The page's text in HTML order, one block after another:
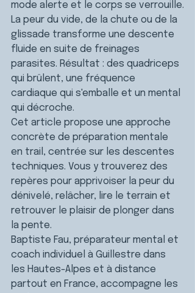
mode alerte et le corps se verrouille.
La peur du vide, de la chute ou de la
glissade transforme une descente
fluide en suite de freinages
parasites. Résultat : des quadriceps
qui brûlent, une fréquence
cardiaque qui s'emballe et un mental
qui décroche.
Cet article propose une approche
concrète de préparation mentale
en trail, centrée sur les descentes
techniques. Vous y trouverez des
repères pour apprivoiser la peur du
dénivelé, relâcher, lire le terrain et
retrouver le plaisir de plonger dans
la pente.
Baptiste Fau, préparateur mental et
coach individuel à Guillestre dans
les Hautes-Alpes et à distance
partout en France, accompagne les